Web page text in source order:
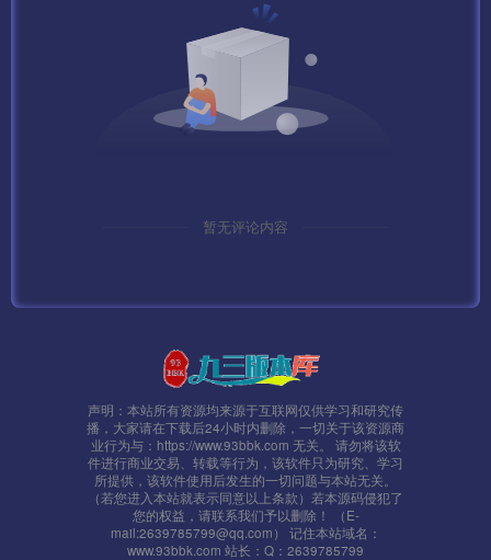
暂无评论内容
声明：本站所有资源均来源于互联网仅供学习和研究传
播，大家请在下载后24小时内删除，一切关于该资源商
业行为与：https://www.93bbk.com 无关。 请勿将该软
件进行商业交易、转载等行为，该软件只为研究、学习
所提供，该软件使用后发生的一切问题与本站无关。
（若您进入本站就表示同意以上条款）若本源码侵犯了
您的权益，请联系我们予以删除！ （E-
mail:2639785799@qq.com） 记住本站域名：
www.93bbk.com 站长：Q：2639785799